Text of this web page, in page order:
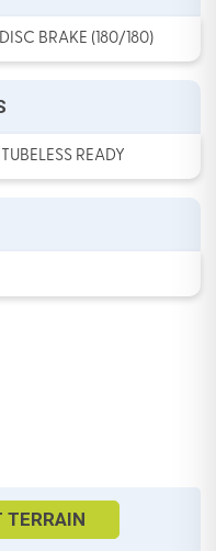
BRAKE (180/180)
READY
TERRAIN